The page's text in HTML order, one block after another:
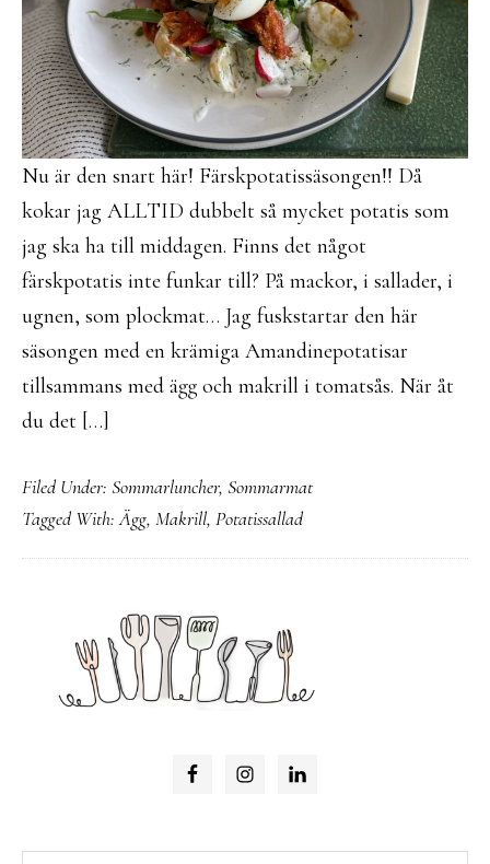
Nu är den snart här! Färskpotatissäsongen!! Då
kokar jag ALLTID dubbelt så mycket potatis som
jag ska ha till middagen. Finns det något
färskpotatis inte funkar till? På mackor, i sallader, i
ugnen, som plockmat… Jag fuskstartar den här
säsongen med en krämiga Amandinepotatisar
tillsammans med ägg och makrill i tomatsås. När åt
du det […]
Filed Under: Sommarluncher, Sommarmat
Tagged With:Ägg, Makrill, Potatissallad
PRIMARY
SIDEBAR